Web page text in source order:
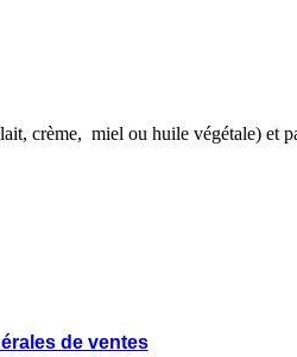
crème, miel ou huile végétale) et
de ventes